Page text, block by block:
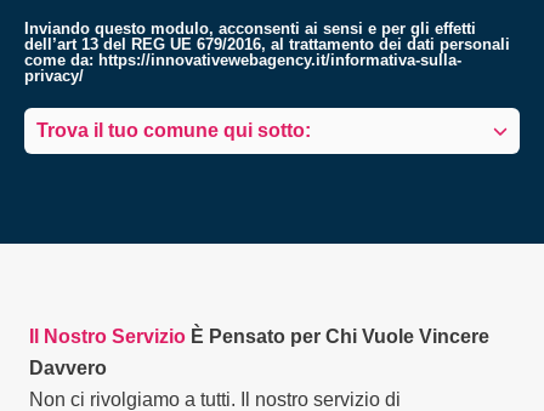
Inviando questo modulo, acconsenti ai sensi e per gli effetti
dell’art 13 del REG UE 679/2016, al trattamento dei dati personali
come da: https://innovativewebagency.it/informativa-sulla-
privacy/
Trova il tuo comune qui sotto:
Il Nostro Servizio È Pensato per Chi Vuole Vincere
Davvero
Non ci rivolgiamo a tutti. Il nostro servizio di